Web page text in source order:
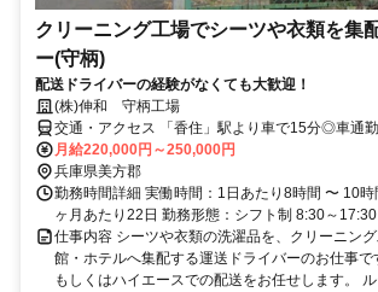
クリーニング工場でシーツや衣類を集
ー(守柄)
配送ドライバーの経験がなくても大歓迎！
(株)伸和 守柄工場
交通・アクセス 「香住」駅より車で15分◎車通勤
月給220,000円～250,000円
兵庫県美方郡
勤務時間詳細 実働時間：1日あたり8時間 〜 10
ヶ月あたり22日 勤務形態：シフト制 8:30～17:30
仕事内容 シーツや衣類の洗濯品を、クリーニン
館・ホテルへ集配する運送ドライバーのお仕事で
もしくはハイエースでの配送をお任せします。